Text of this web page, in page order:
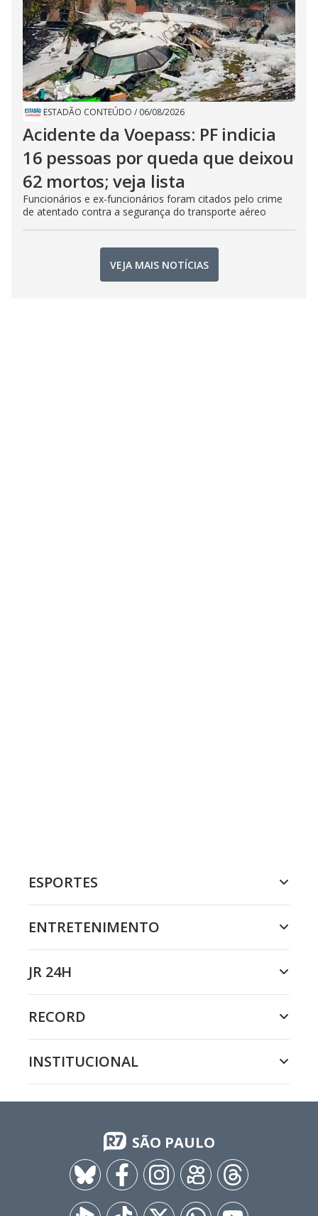
ESTADÃO CONTEÚDO / 06/08/2026
Acidente da Voepass: PF indicia
16 pessoas por queda que deixou
62 mortos; veja lista
Funcionários e ex-funcionários foram citados pelo crime
de atentado contra a segurança do transporte aéreo
VEJA MAIS NOTÍCIAS
ESPORTES
ENTRETENIMENTO
JR 24H
RECORD
INSTITUCIONAL
SÃO PAULO